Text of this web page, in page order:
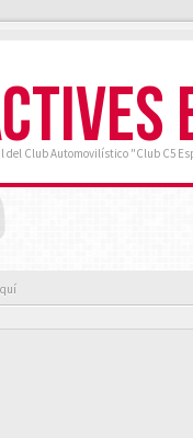
del Club Automovilístico "Club C5